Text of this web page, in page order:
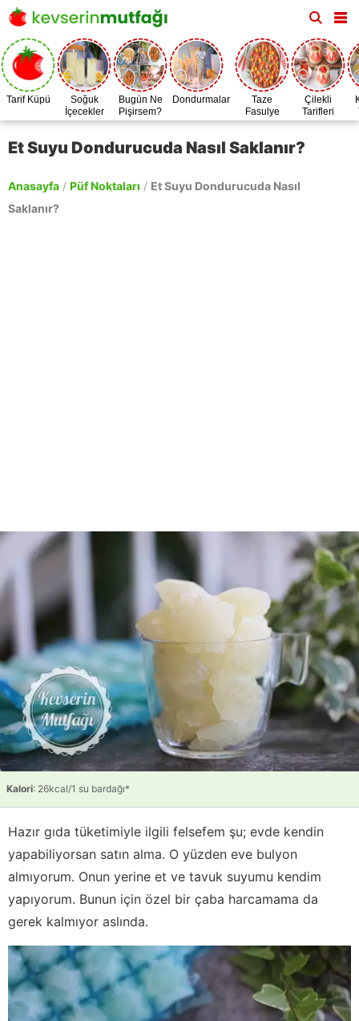
Tarif Küpü
Soğuk
İçecekler
Bugün Ne
Pişirsem?
Dondurmalar
Taze
Fasulye
Zamanı
Çilekli
Tarifleri
Et Suyu Dondurucuda Nasıl Saklanır?
Anasayfa / Püf Noktaları / Et Suyu Dondurucuda Nasıl
Saklanır?
Kalori: 26kcal/1 su bardağı*
Hazır gıda tüketimiyle ilgili felsefem şu; evde kendin
yapabiliyorsan satın alma. O yüzden eve bulyon
almıyorum. Onun yerine et ve tavuk suyumu kendim
yapıyorum. Bunun için özel bir çaba harcamama da
gerek kalmıyor aslında.